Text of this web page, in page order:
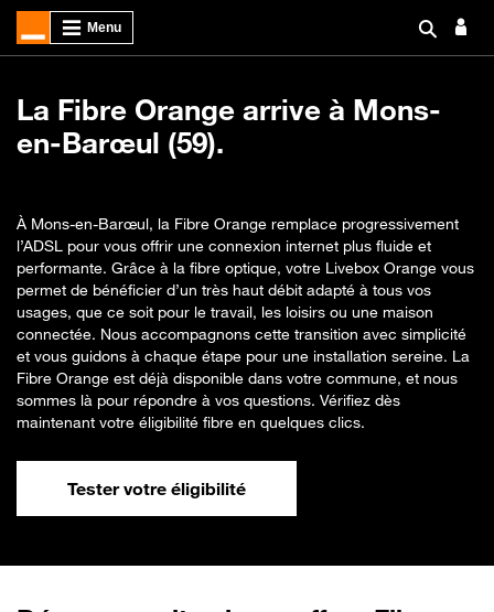
La Fibre Orange arrive à Mons-
en-Barœul (59).
À Mons-en-Barœul, la Fibre Orange remplace progressivement
l’ADSL pour vous offrir une connexion internet plus fluide et
performante. Grâce à la fibre optique, votre Livebox Orange vous
permet de bénéficier d’un très haut débit adapté à tous vos
usages, que ce soit pour le travail, les loisirs ou une maison
connectée. Nous accompagnons cette transition avec simplicité
et vous guidons à chaque étape pour une installation sereine. La
Fibre Orange est déjà disponible dans votre commune, et nous
sommes là pour répondre à vos questions. Vérifiez dès
maintenant votre éligibilité fibre en quelques clics.
Tester votre éligibilité